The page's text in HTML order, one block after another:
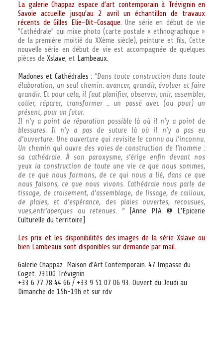
La galerie Chappaz espace d’art contemporain à Trévignin en
Savoie accueille jusqu’au 2 avril un échantillon de travaux
récents de Gilles Elie-Dit-Cosaque. Une série en début de vie
”Cathédrale” qui mixe photo (carte postale « ethnographique »
de la première moitié du XXème siècle), peinture et fils, Cette
nouvelle série en début de vie est accompagnée de quelques
pièces de Xslave, et Lambeaux.
Madones et Cathédrales : ”Dans toute construction dans toute
élaboration, un seul chemin: avancer, grandir, évoluer et faire
grandir. Et pour cela, il faut planifier, observer, unir, assembler,
coller, réparer, transformer .. un passé avec (ou pour) un
présent, pour un futur.
Il n’y a point de réparation possible là où il n’y a point de
blessures. Il n’y a pas de suture là où il n’y a pas eu
d’ouverture. Une ouverture qui revisite le connu ou l’inconnu.
Un chemin qui ouvre des voies de construction de l’homme :
sa cathédrale. À son paroxysme, s’érige enfin devant nos
yeux la construction de toute une vie ce que nous sommes,
de ce que nous formons, de ce qui nous a lié, dans ce que
nous faisons, ce que nous vivons. Cathédrale nous parle de
tissage, de croisement, d’assemblage, de lissage, de cailloux,
de plaies, et d’espérance, des plaies ouvertes, recousues,
vues,entr’aperçues ou retenues. ”
[Anne PIA @ L’Epicerie
Culturelle du territoire]
Les prix et les disponibilités des images de la série Xslave ou
bien Lambeaux sont disponibles sur demande par mail.
Galerie Chappaz Maison d’Art Contemporain. 47 Impasse du
Coget. 73100 Trévignin
+33 6 77 78 44 66 / +33 9 51 07 06 93. Ouvert du Jeudi au
Dimanche de 15h-19h et sur rdv